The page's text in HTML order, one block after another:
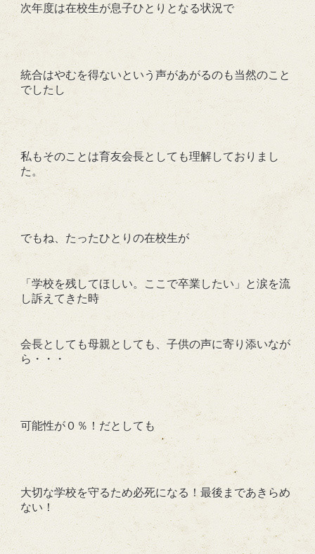
次年度は在校生が息子ひとりとなる状況で
統合はやむを得ないという声があがるのも当然のこと
でしたし
私もそのことは育友会長としても理解しておりまし
た。
でもね、たったひとりの在校生が
「学校を残してほしい。ここで卒業したい」と涙を流
し訴えてきた時
会長としても母親としても、子供の声に寄り添いなが
ら・・・
可能性が０％！だとしても
大切な学校を守るため必死になる！最後まであきらめ
ない！